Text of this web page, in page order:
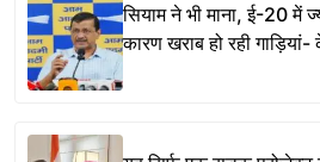
सियाम ने भी माना, ई-20 में
कारण खराब हो रही